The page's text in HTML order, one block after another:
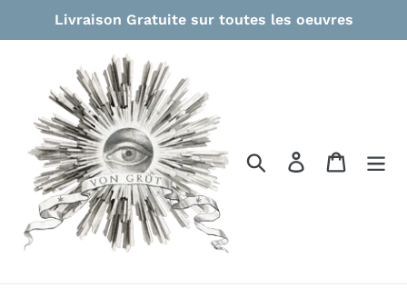
Livraison Gratuite sur toutes les oeuvres
RechercherSe connecter
Panier